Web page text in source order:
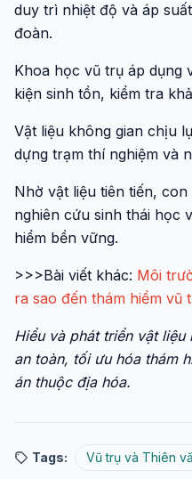
duy trì nhiệt độ và áp
đoàn.
Khoa học vũ trụ áp dụng
kiện sinh tồn, kiểm tra
Vật liệu không gian chịu
dựng trạm thí nghiệm và
Nhờ vật liệu tiên tiến,
nghiên cứu sinh thái học
hiểm bền vững.
>>>Bài viết khác: Môi
ra sao đến thám hiểm vũ
Hiểu và phát triển vật
an toàn, tối ưu hóa thám
án thuộc địa hóa.
Tags: Vũ trụ và Thiên